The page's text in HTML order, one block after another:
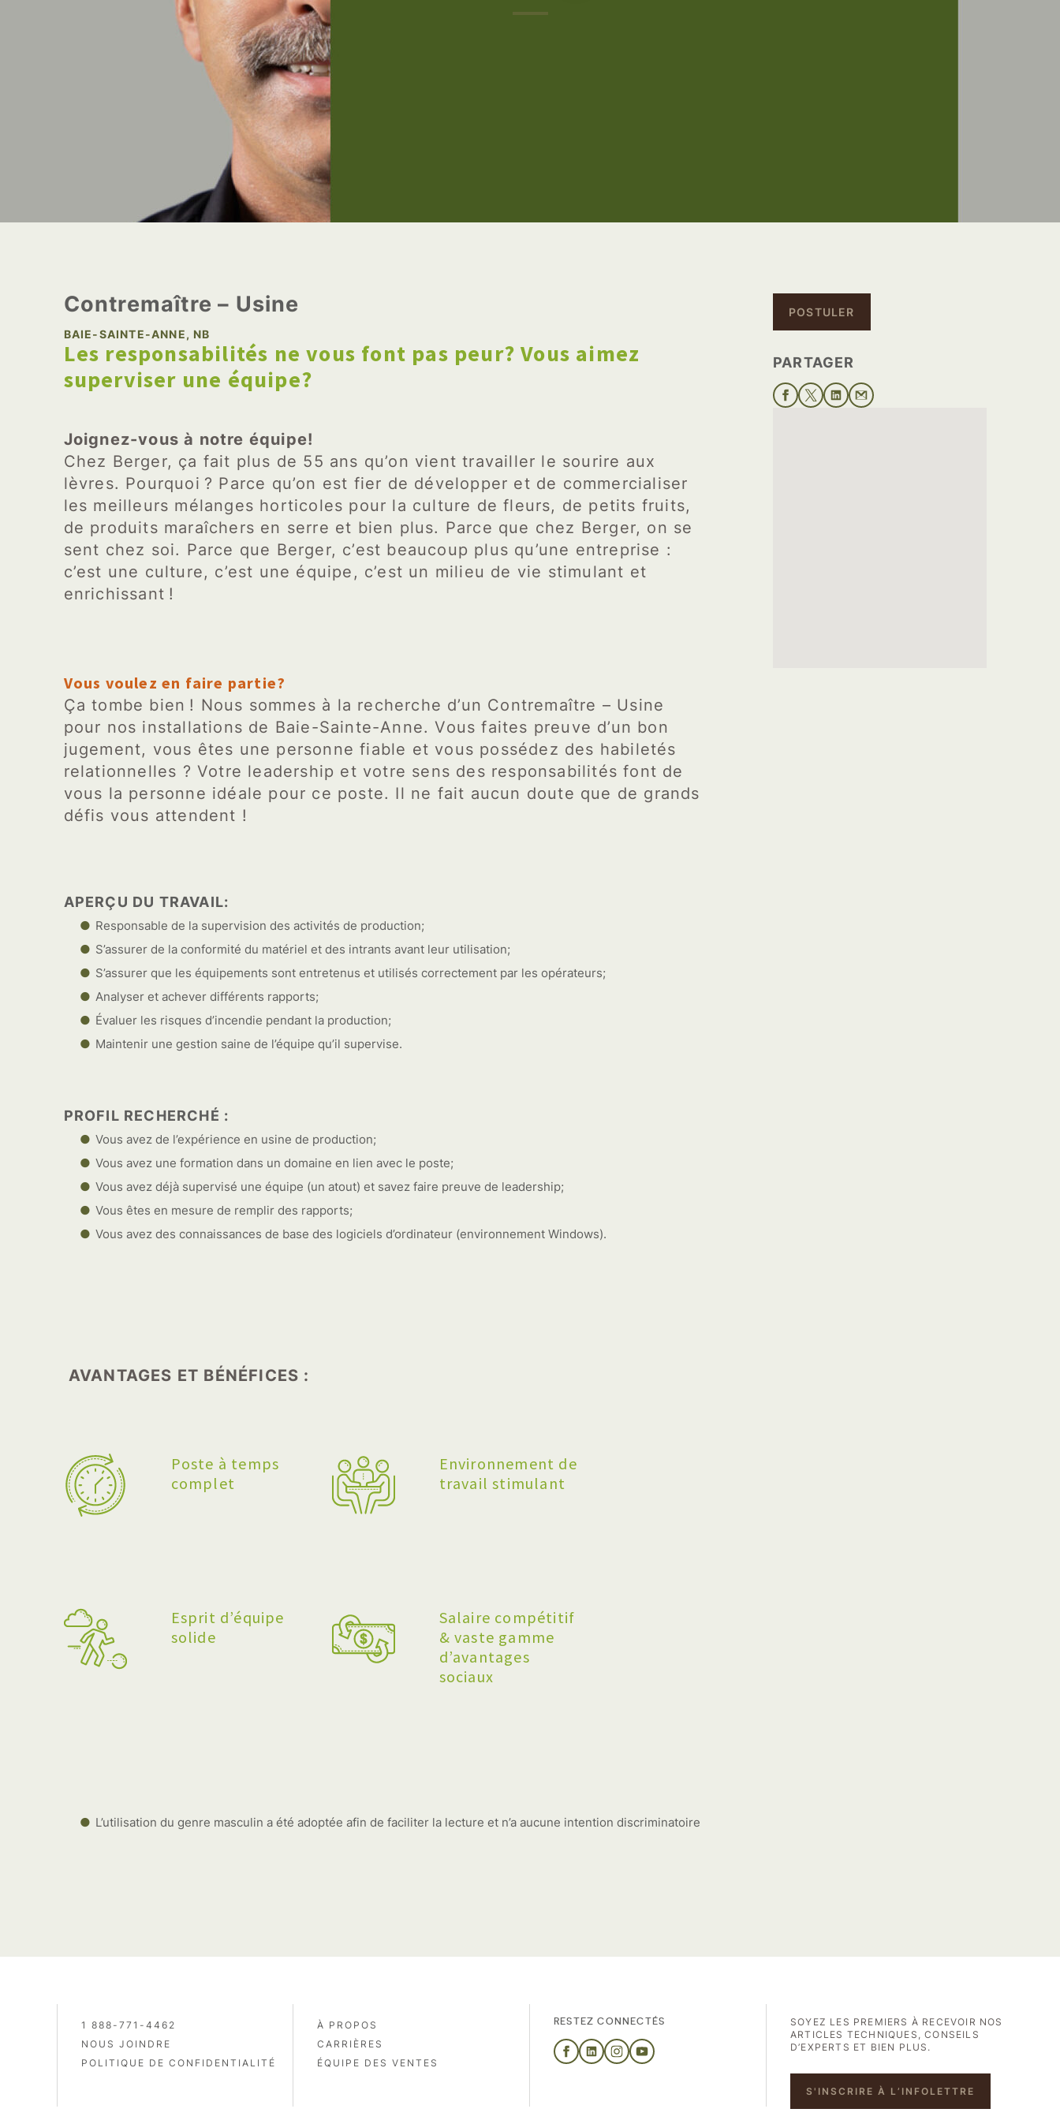
Contremaître – Usine
BAIE-SAINTE-ANNE, NB
Les responsabilités ne vous font pas peur? Vous aimez
superviser une équipe?
Joignez-vous à notre équipe!
Chez Berger, ça fait plus de 55 ans qu’on vient travailler le sourire aux
lèvres. Pourquoi ? Parce qu’on est fier de développer et de commercialiser
les meilleurs mélanges horticoles pour la culture de fleurs, de petits fruits,
de produits maraîchers en serre et bien plus. Parce que chez Berger, on se
sent chez soi. Parce que Berger, c’est beaucoup plus qu’une entreprise :
c’est une culture, c’est une équipe, c’est un milieu de vie stimulant et
enrichissant !
Vous voulez en faire partie?
Ça tombe bien ! Nous sommes à la recherche d’un Contremaître – Usine
pour nos installations de Baie-Sainte-Anne. Vous faites preuve d’un bon
jugement, vous êtes une personne fiable et vous possédez des habiletés
relationnelles ? Votre leadership et votre sens des responsabilités font de
vous la personne idéale pour ce poste. Il ne fait aucun doute que de grands
défis vous attendent !
APERÇU DU TRAVAIL:
Responsable de la supervision des activités de production;
S’assurer de la conformité du matériel et des intrants avant leur utilisation;
S’assurer que les équipements sont entretenus et utilisés correctement par les opérateurs;
Analyser et achever différents rapports;
Évaluer les risques d’incendie pendant la production;
Maintenir une gestion saine de l’équipe qu’il supervise.
PROFIL RECHERCHÉ :
Vous avez de l’expérience en usine de production;
Vous avez une formation dans un domaine en lien avec le poste;
Vous avez déjà supervisé une équipe (un atout) et savez faire preuve de leadership;
Vous êtes en mesure de remplir des rapports;
Vous avez des connaissances de base des logiciels d’ordinateur (environnement Windows).
AVANTAGES ET BÉNÉFICES :
Poste à temps
complet
Environnement de
travail stimulant
Esprit d’équipe
solide
Salaire compétitif
& vaste gamme
d’avantages
sociaux
L’utilisation du genre masculin a été adoptée afin de faciliter la lecture et n’a aucune intention discriminatoire
POSTULER
PARTAGER
1 888-771-4462
NOUS JOINDRE
POLITIQUE DE CONFIDENTIALITÉ
À PROPOS
CARRIÈRES
ÉQUIPE DES VENTES
RESTEZ CONNECTÉS
SOYEZ LES PREMIERS À RECEVOIR NOS
ARTICLES TECHNIQUES, CONSEILS
D’EXPERTS ET BIEN PLUS.
S'INSCRIRE À L’INFOLETTRE